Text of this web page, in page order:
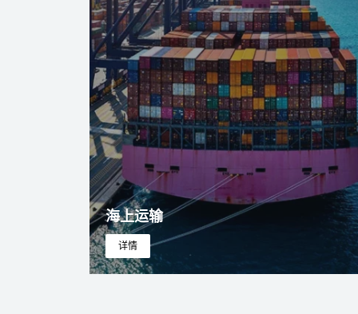
海上运输
详情